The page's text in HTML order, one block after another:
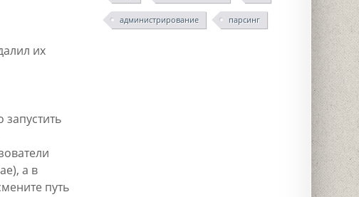
их
а в
путь
администрирование парсинг